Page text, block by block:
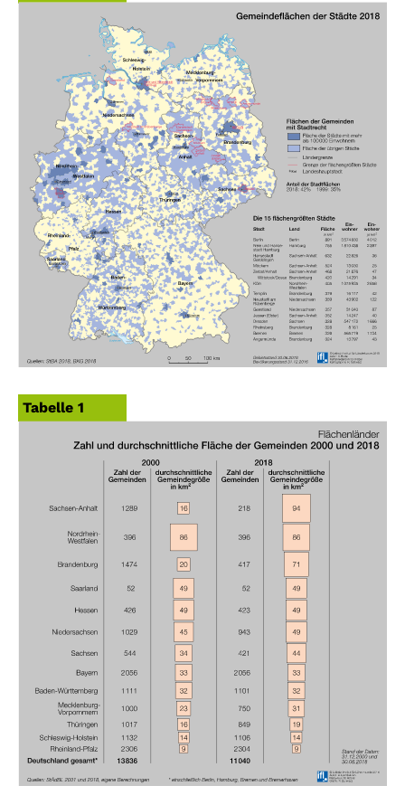
Tabelle 1